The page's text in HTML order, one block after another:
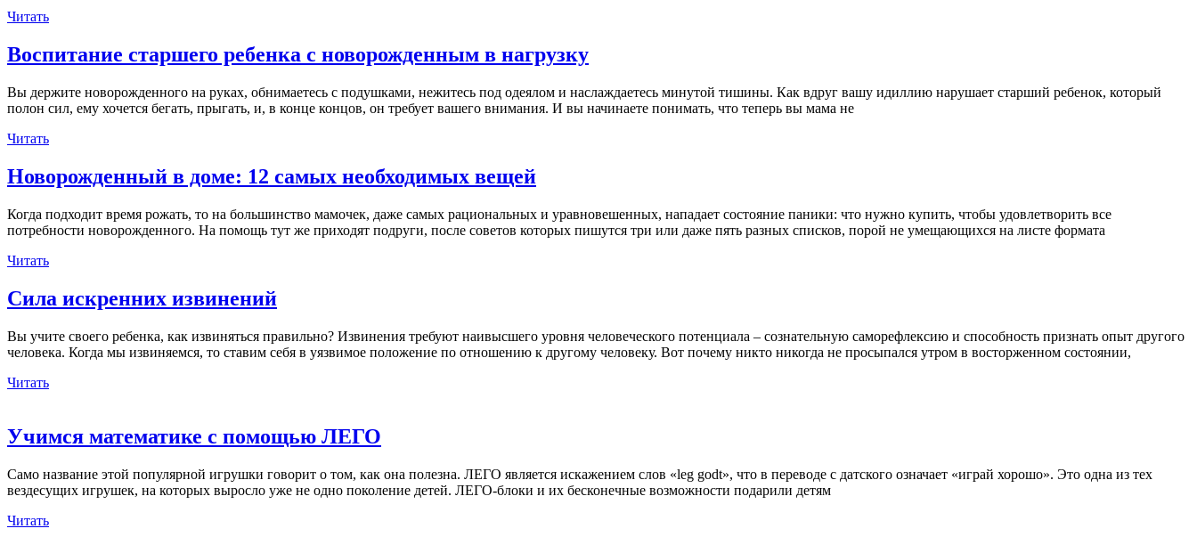
Читать
Воспитание старшего ребенка с новорожденным в нагрузку
Вы держите новорожденного на руках, обнимаетесь с подушками, нежитесь под одеялом и наслаждаетесь минутой тишины. Как вдруг вашу идиллию нарушает старший ребенок, который
полон сил, ему хочется бегать, прыгать, и, в конце концов, он требует вашего внимания. И вы начинаете понимать, что теперь вы мама не
Читать
Новорожденный в доме: 12 самых необходимых вещей
Когда подходит время рожать, то на большинство мамочек, даже самых рациональных и уравновешенных, нападает состояние паники: что нужно купить, чтобы удовлетворить все
потребности новорожденного. На помощь тут же приходят подруги, после советов которых пишутся три или даже пять разных списков, порой не умещающихся на листе формата
Читать
Сила искренних извинений
Вы учите своего ребенка, как извиняться правильно? Извинения требуют наивысшего уровня человеческого потенциала – сознательную саморефлексию и способность признать опыт другого
человека. Когда мы извиняемся, то ставим себя в уязвимое положение по отношению к другому человеку. Вот почему никто никогда не просыпался утром в восторженном состоянии,
Читать
Учимся математике с помощью ЛЕГО
Само название этой популярной игрушки говорит о том, как она полезна. ЛЕГО является искажением слов «leg godt», что в переводе с датского означает «играй хорошо». Это одна из тех
вездесущих игрушек, на которых выросло уже не одно поколение детей. ЛЕГО-блоки и их бесконечные возможности подарили детям
Читать